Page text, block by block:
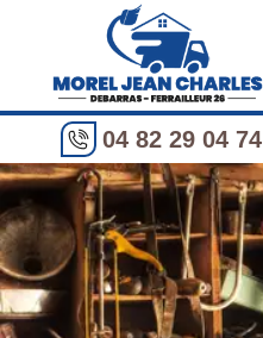
04 82 29 04 74